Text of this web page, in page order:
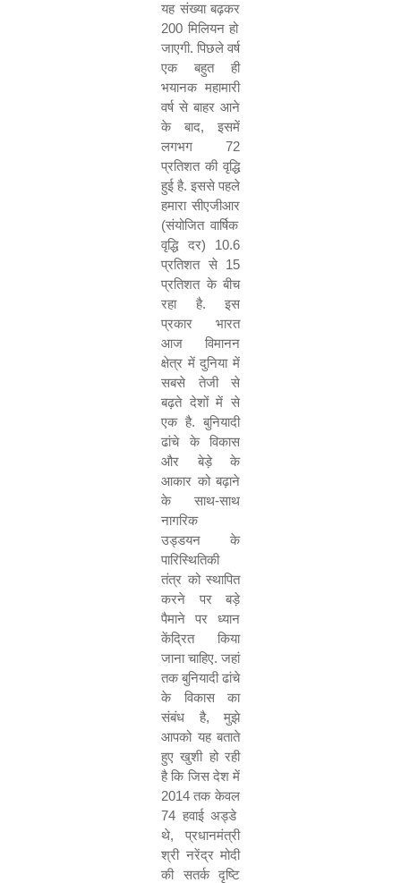
यह संख्या बढ़कर
200 मिलियन हो
जाएगी. पिछले वर्ष
एक
बहुत
ही
भयानक महामारी
वर्ष से बाहर आने
के
बाद, इसमें
लगभग 72
प्रतिशत की वृद्धि
हुई है. इससे पहले
हमारा सीएजीआर
(संयोजित वार्षिक
वृद्धि
दर) 10.6
प्रतिशत से15
प्रतिशत के बीच
रहा
है. इस
प्रकार
भारत
आज
विमानन
क्षेत्र में दुनिया में
सबसे
तेजी
से
बढ़ते देशों में से
एक है. बुनियादी
ढांचे
के
विकास
और
बेड़े
के
आकार को बढ़ाने
के
साथ-साथ
नागरिक
उड्डयन
के
पारिस्थितिकी
तंत्र को स्थापित
करने
पर
बड़े
पैमाने
पर
ध्यान
केंद्रित
किया
जाना चाहिए. जहां
तक बुनियादी ढांचे
के
विकास
का
संबंध
है, मुझे
आपको यह बताते
हुए खुशी हो रही
है कि जिस देश में
2014तक केवल
74 हवाई अड्डे
थे, प्रधानमंत्री
श्री नरेंद्र मोदी
की
सतर्क
दृष्टि